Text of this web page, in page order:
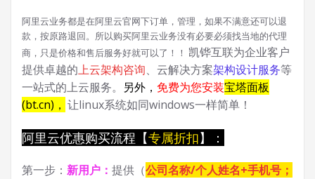
阿里云业务都是在阿里云官网下订单，管理，如果不满意还可以退
款，按原路退回。所以购买阿里云业务没有必要必须找当地的代理
商，只是价格和售后服务好就可以了！！ 凯铧互联为企业客户
提供卓越的上云架构咨询、云解决方案架构设计服务等
一站式的上云服务。 另外， 免费为您安装宝塔面板
(bt.cn)， 让linux系统如同windows一样简单！
阿里云优惠购买流程【专属折扣】：
第一步： 新用户 ： 提供（公司名称/个人姓名+手机号；